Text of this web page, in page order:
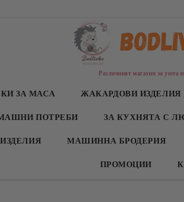
Различният магазин за уюта
ЗА МАСА ЖАКАРДОВИ ИЗДЕЛИЯ
ПОТРЕБИ ЗА КУХНЯТА С
МАШИННА БРОДЕРИЯ
ПРОМОЦИИ